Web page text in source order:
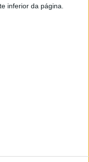
inferior da página.